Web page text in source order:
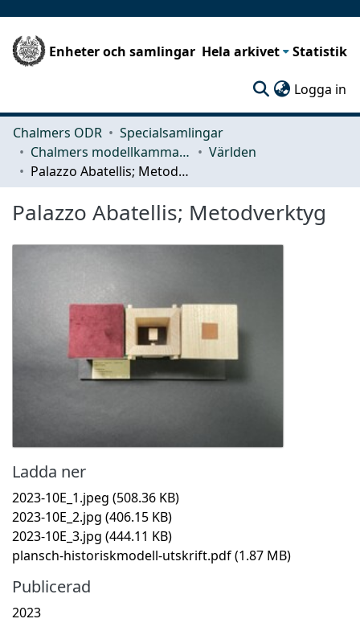
Enheter och samlingar Hela arkivet Statistik
Logga in
Chalmers ODR
Specialsamlingar
Chalmers modellkammare
Världen
Palazzo Abatellis; Metodverktyg
Palazzo Abatellis; Metodverktyg
Ladda ner
2023-10E_1.jpeg (508.36 KB)
2023-10E_2.jpg (406.15 KB)
2023-10E_3.jpg (444.11 KB)
plansch-historiskmodell-utskrift.pdf(1.87 MB)
Publicerad
2023